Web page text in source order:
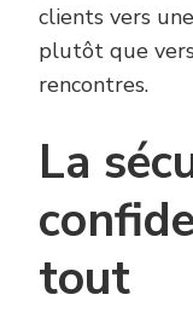
clients vers une
plutôt que
rencontres.
La
tout